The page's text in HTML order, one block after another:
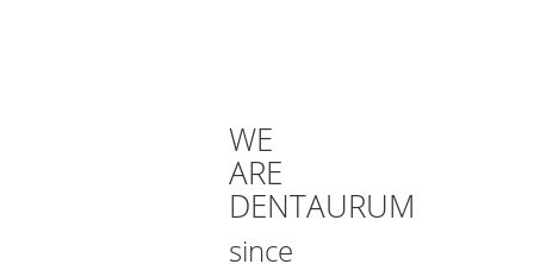
WE
ARE
DENTAURUM
since